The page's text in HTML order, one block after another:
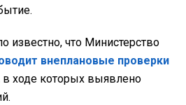
известно, что Министерство
внеплановые проверки
в ходе которых выявлено